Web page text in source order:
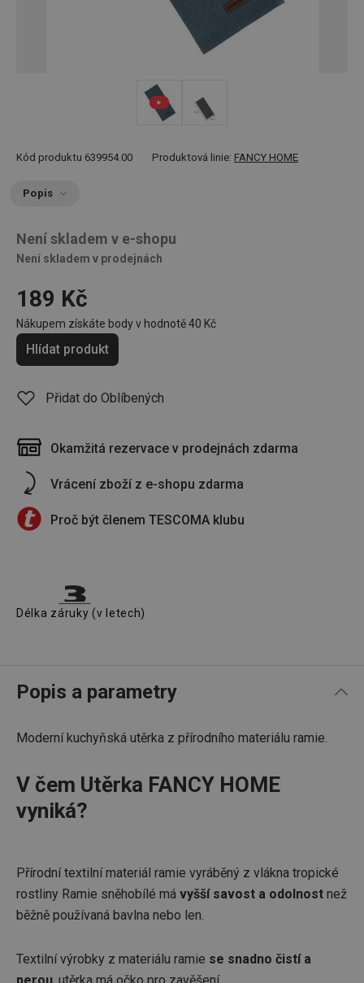
Kód produktu 639954.00 Produktová linie: FANCY HOME
Popis
Není skladem v e-shopu
Není skladem v prodejnách
189 Kč
Nákupem získáte body v hodnotě40 Kč
Hlídat produkt
Přidat do Oblíbených
Okamžitá rezervace v prodejnách zdarma
Vrácení zboží z e-shopu zdarma
Proč být členem TESCOMA klubu
Délka záruky (v letech)
Popis a parametry
Moderní kuchyňská utěrka z přírodního materiálu ramie.
V čem Utěrka FANCY HOME
vyniká?
Přírodní textilní materiál ramie vyráběný z vlákna tropické
rostliny Ramie sněhobílé má vyšší savost a odolnost než
běžně používaná bavlna nebo len.
Textilní výrobky z materiálu ramie se snadno čistí a